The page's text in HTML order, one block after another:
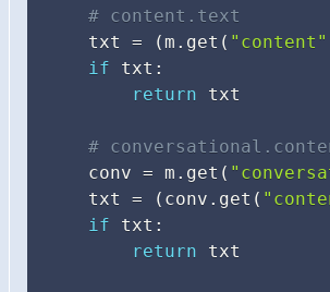
# content.text
    txt
= (m . get ( "content"
if txt :
return txt
#
    conv
= m . get (
    txt
= ( conv . get (
if txt :
return txt